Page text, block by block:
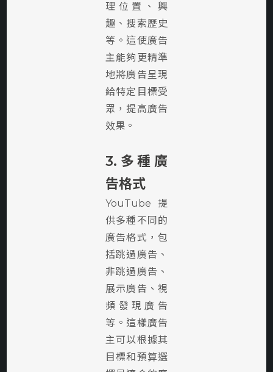
理位置、興
趣、搜索歷史
等。這使廣告
主能夠更精準
地將廣告呈現
給特定目標受
眾，提高廣告
效果。
3.多種廣
告格式
YouTube提
供多種不同的
廣告格式，包
括跳過廣告、
非跳過廣告、
展示廣告、視
頻發現廣告
等。這樣廣告
主可以根據其
目標和預算選